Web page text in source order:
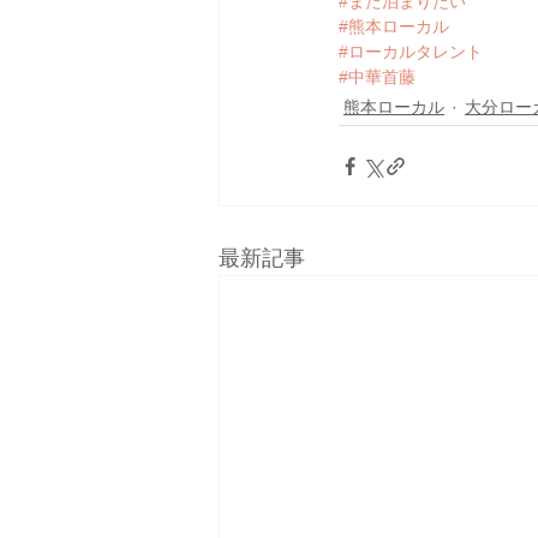
#熊本ローカル
#ローカルタレント
#中華首藤
熊本ローカル
大分ロー
最新記事